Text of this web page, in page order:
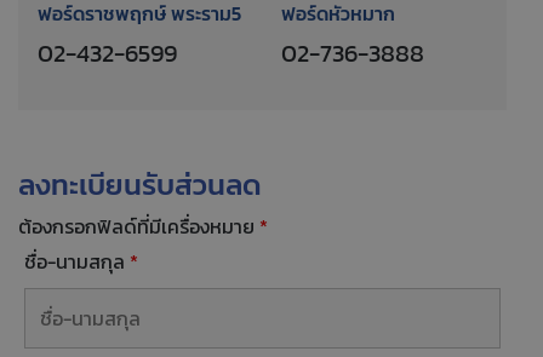
ฟอร์ดราชพฤกษ์ พระราม5
02-432-6599
ฟอร์ดหัวหมาก
02-736-3888
ลงทะเบียนรับส่วนลด
ต้องกรอกฟิลด์ที่มีเครื่องหมาย *
ชื่อ-นามสกุล *